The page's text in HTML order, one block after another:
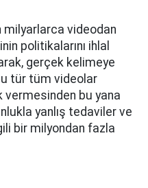
milyarlarca videodan
politikalarını ihlal
gerçek kelimeye
tür tüm videolar
vermesinden bu yana
yanlış tedaviler ve
bir milyondan fazla